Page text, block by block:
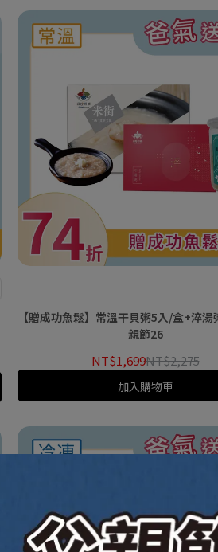
【贈成功魚鬆】常溫干貝粥5入/盒+淬
親節26
NT$1,699NT$2,275
加入購物車